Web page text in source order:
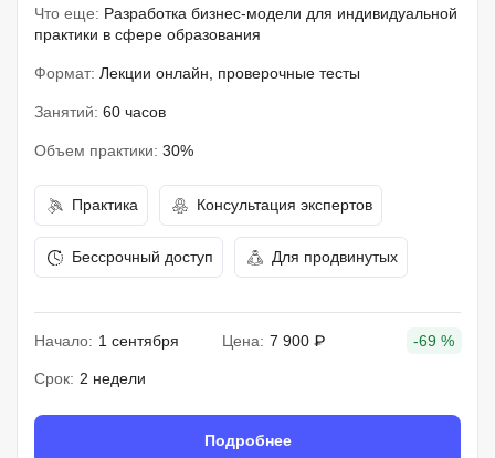
Что еще: Разработка бизнес-модели для индивидуальной
практики в сфере образования
Формат: Лекции онлайн, проверочные тесты
Занятий: 60 часов
Объем практики: 30%
Практика Консультация экспертов
Бессрочный доступ Для продвинутых
Начало: 1 сентября Цена: 7 900 ₽ -69 %
Срок: 2 недели
Подробнее